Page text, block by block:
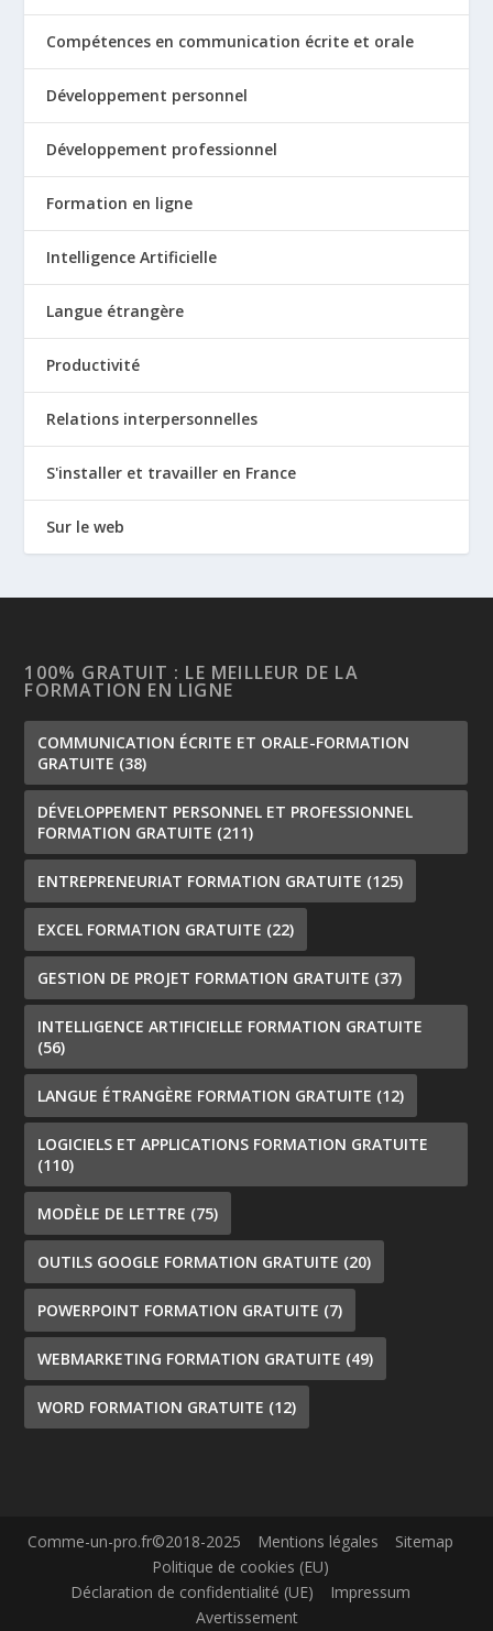
Compétences en communication écrite et orale
Développement personnel
Développement professionnel
Formation en ligne
Intelligence Artificielle
Langue étrangère
Productivité
Relations interpersonnelles
S'installer et travailler en France
Sur le web
100% GRATUIT : LE MEILLEUR DE LA
FORMATION EN LIGNE
COMMUNICATION ÉCRITE ET ORALE-FORMATION
GRATUITE (38)
DÉVELOPPEMENT PERSONNEL ET PROFESSIONNEL
FORMATION GRATUITE (211)
ENTREPRENEURIAT FORMATION GRATUITE (125)
EXCEL FORMATION GRATUITE (22)
GESTION DE PROJET FORMATION GRATUITE (37)
INTELLIGENCE ARTIFICIELLE FORMATION GRATUITE
(56)
LANGUE ÉTRANGÈRE FORMATION GRATUITE (12)
LOGICIELS ET APPLICATIONS FORMATION GRATUITE
(110)
MODÈLE DE LETTRE (75)
OUTILS GOOGLE FORMATION GRATUITE (20)
POWERPOINT FORMATION GRATUITE (7)
WEBMARKETING FORMATION GRATUITE (49)
WORD FORMATION GRATUITE (12)
Comme-un-pro.fr©2018-2025 Mentions légales
Sitemap
Politique de cookies (EU)
Déclaration de confidentialité (UE)
Impressum
Avertissement